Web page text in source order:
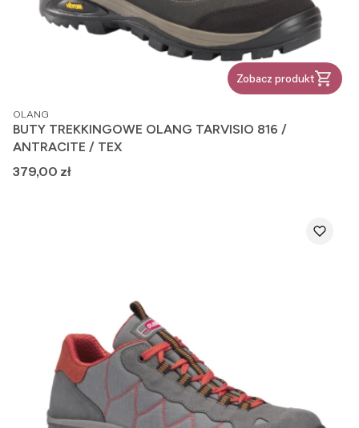
Zobacz produkt
PRODUCENT
OLANG
BUTY TREKKINGOWE OLANG TARVISIO 816 /
ANTRACITE / TEX
Cena
379,00 zł